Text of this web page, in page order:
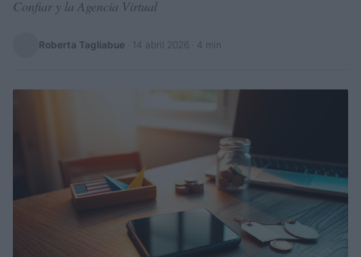
Confiar y la Agencia Virtual
Roberta Tagliabue 14 abril 2026 · 4 min